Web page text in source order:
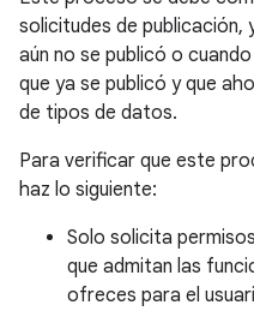
solicitudes de publicación,
aún no se publicó o
que ya se publicó y que
de tipos de datos.
Para verificar que este
haz lo siguiente:
Solo solicita
que admitan las
ofreces para el